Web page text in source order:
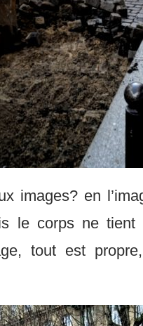
images? en
le corps ne
tout est